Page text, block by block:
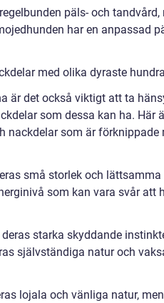
päls- och tandvård,
har en anpassad
med olika dyraste
är det också viktigt att ta
som dessa kan ha. Här
nackdelar som är förknippade
små storlek och lättsamma
som kan vara svår att
starka skyddande
självständiga natur och
lojala och vänliga natur,